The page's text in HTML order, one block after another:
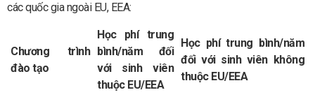
các quốc gia ngoài EU, EEA:
Chương trình
đào tạo
Học phí trung
bình/năm đối
với sinh viên
thuộc EU/EEA
Học phí trung bình/năm
đối với sinh viên không
thuộc EU/EEA